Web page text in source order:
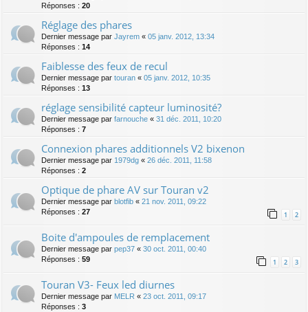
Réponses : 20
Réglage des phares
Dernier message par Jayrem « 05 janv. 2012, 13:34
Réponses : 14
Faiblesse des feux de recul
Dernier message par touran « 05 janv. 2012, 10:35
Réponses : 13
réglage sensibilité capteur luminosité?
Dernier message par farnouche « 31 déc. 2011, 10:20
Réponses : 7
Connexion phares additionnels V2 bixenon
Dernier message par 1979dg « 26 déc. 2011, 11:58
Réponses : 2
Optique de phare AV sur Touran v2
Dernier message par blotfib « 21 nov. 2011, 09:22
Réponses : 27 1 2
Boite d'ampoules de remplacement
Dernier message par pep37 « 30 oct. 2011, 00:40
Réponses : 59 1 2 3
Touran V3- Feux led diurnes
Dernier message par MELR « 23 oct. 2011, 09:17
Réponses : 3